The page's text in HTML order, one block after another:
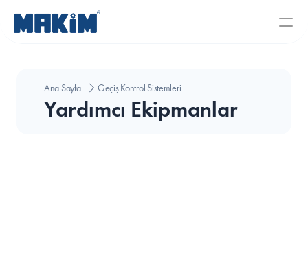
Ana Sayfa Geçiş Kontrol Sistemleri
Yardımcı Ekipmanlar